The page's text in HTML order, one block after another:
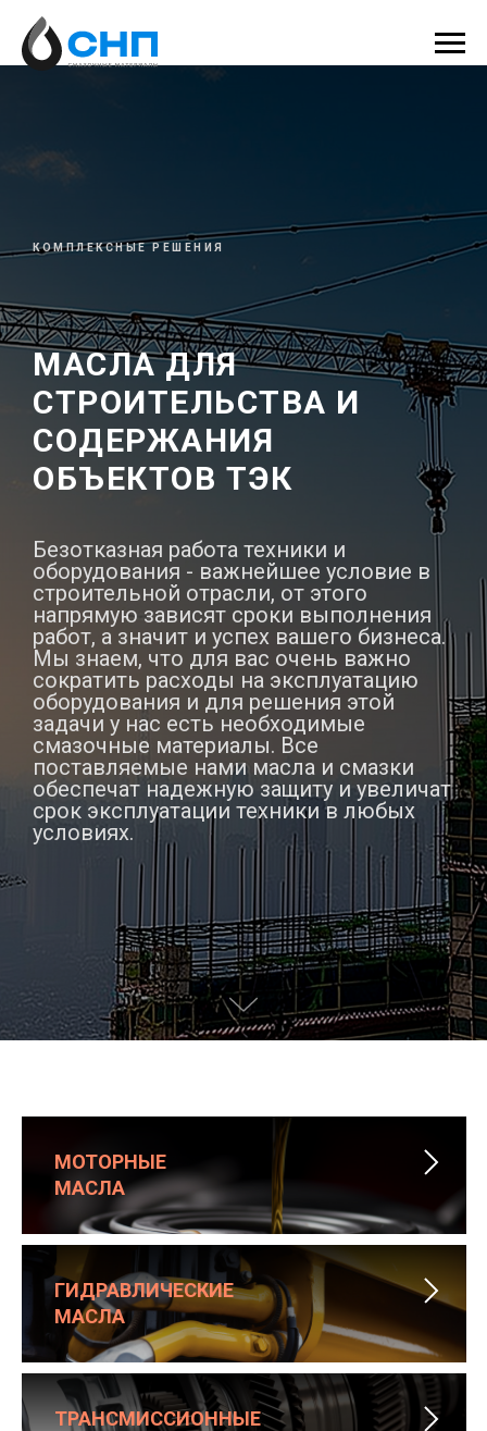
КОМПЛЕКСНЫЕ РЕШЕНИЯ
МАСЛА ДЛЯ
СТРОИТЕЛЬСТВА И
СОДЕРЖАНИЯ
ОБЪЕКТОВ ТЭК
Безотказная работа техники и
оборудования - важнейшее условие в
строительной отрасли, от этого
напрямую зависят сроки выполнения
работ, а значит и успех вашего бизнеса.
Мы знаем, что для вас очень важно
сократить расходы на эксплуатацию
оборудования и для решения этой
задачи у нас есть необходимые
смазочные материалы. Все
поставляемые нами масла и смазки
обеспечат надежную защиту и увеличат
срок эксплуатации техники в любых
условиях.
МОТОРНЫЕ
МАСЛА
ГИДРАВЛИЧЕСКИЕ
МАСЛА
ТРАНСМИССИОННЫЕ